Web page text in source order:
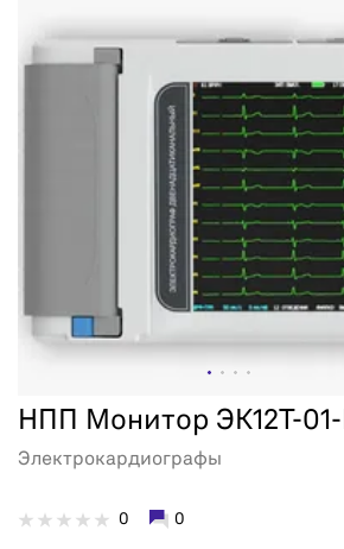
НПП Монитор ЭК12Т-
Электрокардиографы
0 0